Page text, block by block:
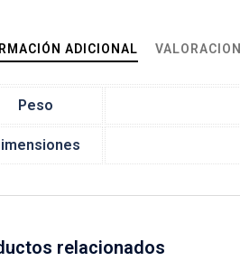
ADICIONAL
Peso
relacionados